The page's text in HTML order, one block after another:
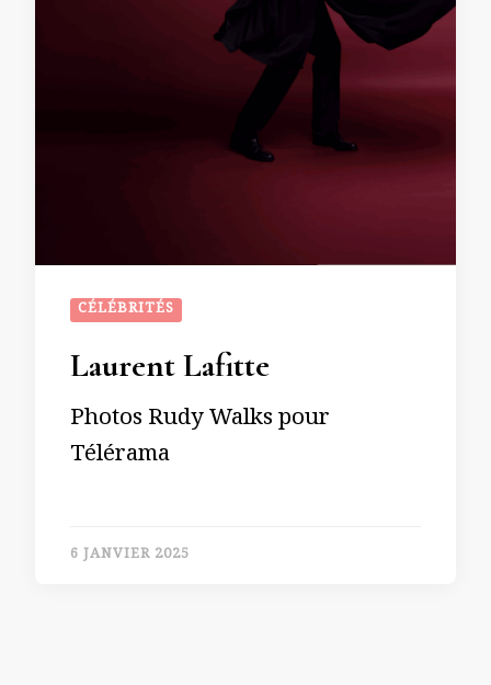
CÉLÉBRITÉS
Laurent Lafitte
Photos Rudy Walks pour
Télérama
6 JANVIER 2025